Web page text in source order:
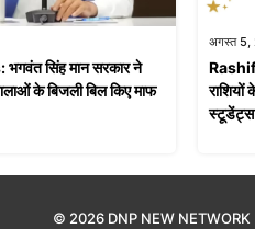
सिंह मान सरकार ने
के बिजली बिल किए माफ
अगस्त
स्टूडेंट्स
© 2026 DNP NEW